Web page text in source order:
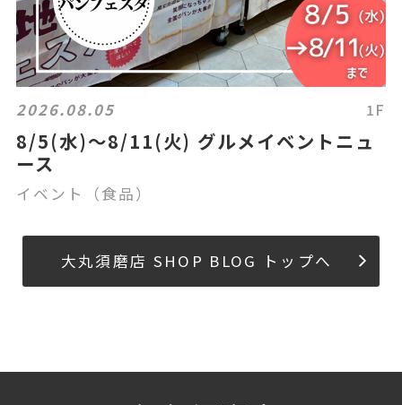
2026.08.05 1F
8/5(水)～8/11(火) グルメイベントニュ
ース
イベント（食品）
大丸須磨店 SHOP BLOG トップへ